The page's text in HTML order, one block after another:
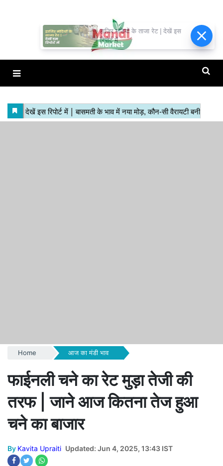
Home आज का मंडी भाव
फाईनली चने का रेट मुड़ा तेजी की
तरफ | जाने आज कितना तेज हुआ
चने का बाजार
By Kavita Upraiti Updated: Jun 4, 2025, 13:43 IST
हाजिर मंडियों के ताजा रेट | देखें इस
रिपोर्ट में